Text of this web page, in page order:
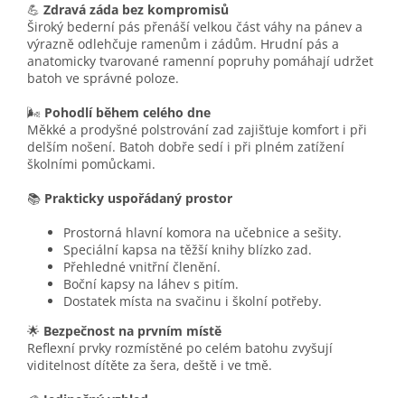
💪 Zdravá záda bez kompromisů
Široký bederní pás přenáší velkou část váhy na pánev a
výrazně odlehčuje ramenům i zádům. Hrudní pás a
anatomicky tvarované ramenní popruhy pomáhají udržet
batoh ve správné poloze.
🌬️ Pohodlí během celého dne
Měkké a prodyšné polstrování zad zajišťuje komfort i při
delším nošení. Batoh dobře sedí i při plném zatížení
školními pomůckami.
📚 Prakticky uspořádaný prostor
Prostorná hlavní komora na učebnice a sešity.
Speciální kapsa na těžší knihy blízko zad.
Přehledné vnitřní členění.
Boční kapsy na láhev s pitím.
Dostatek místa na svačinu i školní potřeby.
🌟 Bezpečnost na prvním místě
Reflexní prvky rozmístěné po celém batohu zvyšují
viditelnost dítěte za šera, deště i ve tmě.